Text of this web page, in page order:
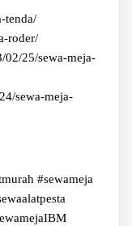
tenda/
roder/
02/25/sewa-meja-
sewa-meja-
#sewameja